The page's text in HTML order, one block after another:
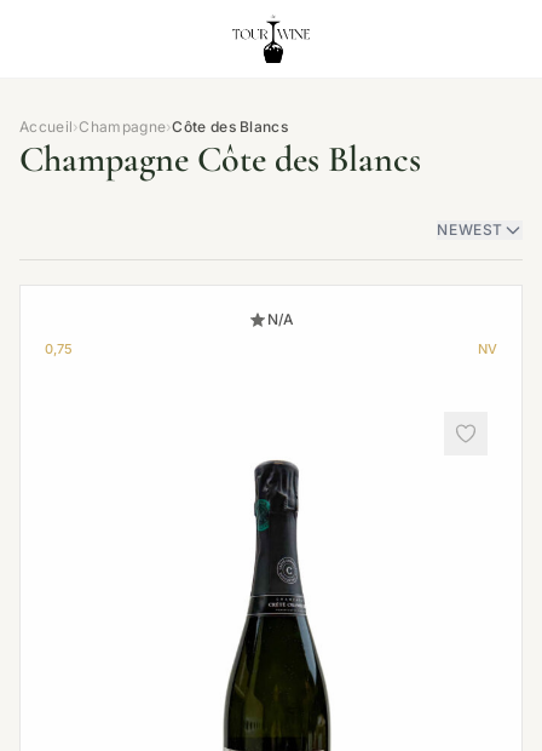
Accueil›Champagne›Côte des Blancs
Champagne Côte des Blancs
NEWEST
N/A
0,75 NV